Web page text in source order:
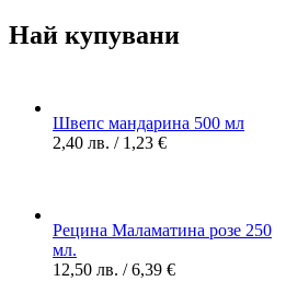
Най купувани
Швепс мандарина 500 мл
2,40 лв. / 1,23 €
Рецина Маламатина розе 250
мл.
12,50 лв. / 6,39 €